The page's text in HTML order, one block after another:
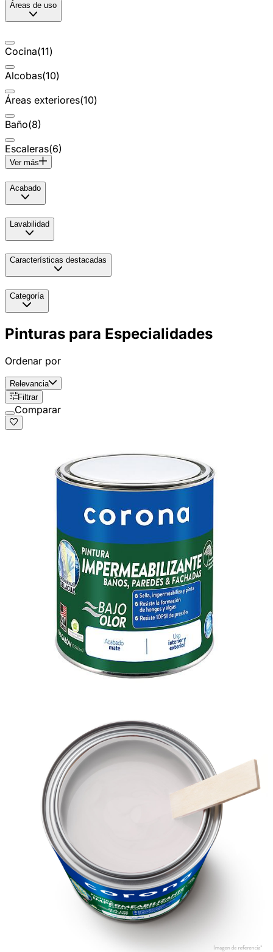
Áreas de uso
Cocina(11)
Alcobas(10)
Áreas exteriores(10)
Baño(8)
Escaleras(6)
Ver más
Acabado
Lavabilidad
Características destacadas
Categoría
Pinturas para Especialidades
Ordenar por
Relevancia
Filtrar
Comparar